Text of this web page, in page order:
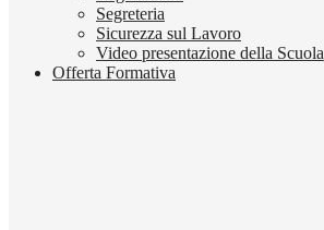
Segreteria
Sicurezza sul Lavoro
Video presentazione della Scuola
Offerta Formativa